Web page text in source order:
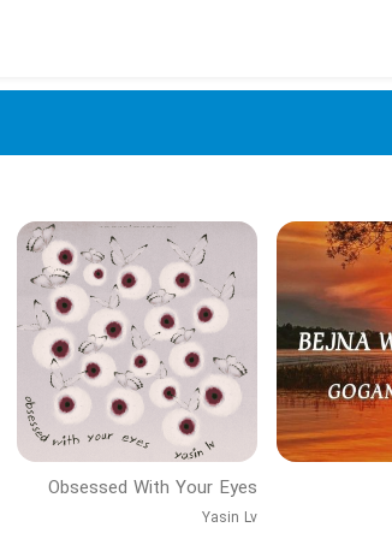
Obsessed With Your Eyes
Yasin Lv